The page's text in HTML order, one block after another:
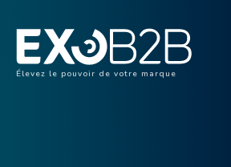
Élevez le pouvoir de votre marque